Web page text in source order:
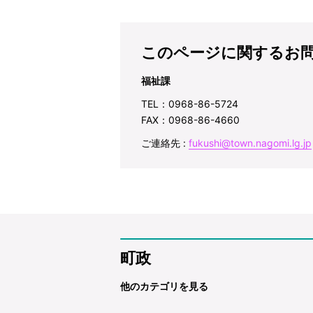
このページに関するお
福祉課
TEL：0968-86-5724
FAX：0968-86-4660
ご連絡先 : fukushi@town.nagomi.lg.jp
町政
他のカテゴリを見る